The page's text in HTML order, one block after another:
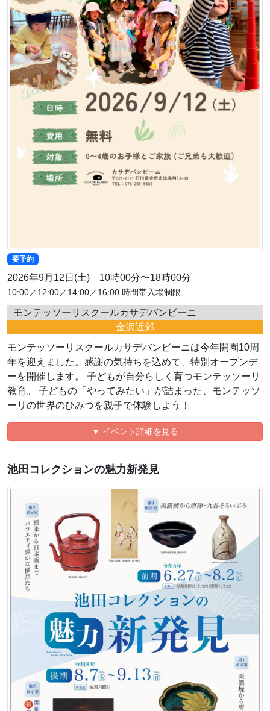
要予約
2026年9月12日(土) 10時00分〜18時00分
10:00／12:00／14:00／16:00 時間帯入場制限
モンテッソーリスクールカサデバンビーニ
金沢近郊
モンテッソーリスクールカサデバンビーニは今年開園10周
年を迎えました。感謝の気持ちを込めて、特別オープンデ
ーを開催します。 子どもが自分らしく育つモンテッソーリ
教育。 子どもの「やってみたい」が詰まった、モンテッソ
ーリの世界のひみつを親子で体験しよう！
▼ イベント詳細を見る
池田コレクションの魅力新発見